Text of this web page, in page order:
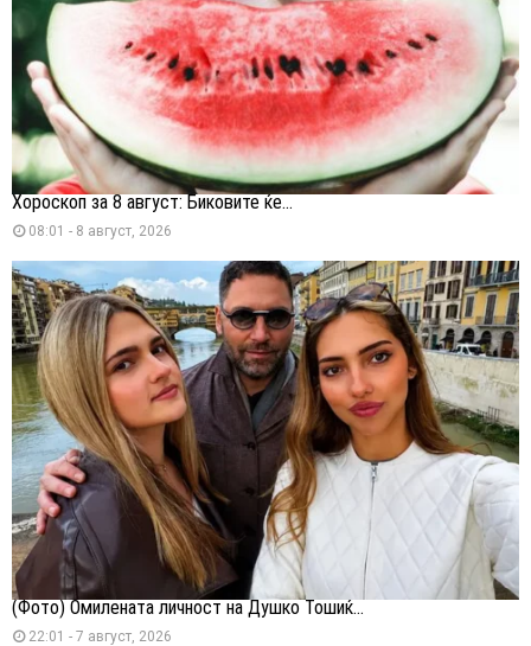
Хороскоп за 8 август: Биковите ќе...
08:01 - 8 август, 2026
(Фото) Омилената личност на Душко Тошиќ...
22:01 - 7 август, 2026